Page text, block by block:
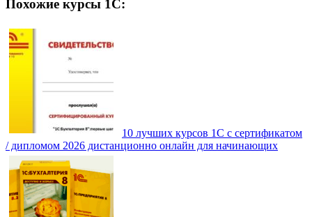
Похожие курсы 1С:
10 лучших курсов 1С с сертификатом
/ дипломом 2026 дистанционно онлайн для начинающих